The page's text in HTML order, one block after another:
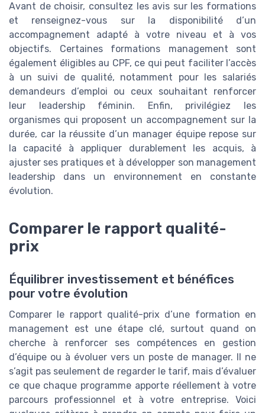
Avant de choisir, consultez les avis sur les formations
et renseignez-vous sur la disponibilité d’un
accompagnement adapté à votre niveau et à vos
objectifs. Certaines formations management sont
également éligibles au CPF, ce qui peut faciliter l’accès
à un suivi de qualité, notamment pour les salariés
demandeurs d’emploi ou ceux souhaitant renforcer
leur leadership féminin. Enfin, privilégiez les
organismes qui proposent un accompagnement sur la
durée, car la réussite d’un manager équipe repose sur
la capacité à appliquer durablement les acquis, à
ajuster ses pratiques et à développer son management
leadership dans un environnement en constante
évolution.
Comparer le rapport qualité-
prix
Équilibrer investissement et bénéfices
pour votre évolution
Comparer le rapport qualité-prix d’une formation en
management est une étape clé, surtout quand on
cherche à renforcer ses compétences en gestion
d’équipe ou à évoluer vers un poste de manager. Il ne
s’agit pas seulement de regarder le tarif, mais d’évaluer
ce que chaque programme apporte réellement à votre
parcours professionnel et à votre entreprise. Voici